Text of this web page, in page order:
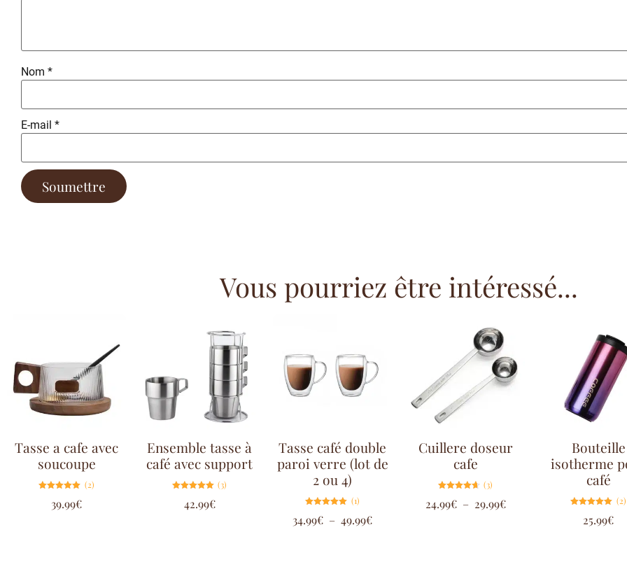
Nom *
E-mail *
Vous pourriez être intéressé...
Tasse a cafe avec
soucoupe
5.00
sur 5
(2)
39.99€
Ensemble tasse à
café avec support
5.00
sur 5
(3)
42.99€
Tasse café double
paroi verre (lot de
2 ou 4)
5.00
sur 5
(1)
34.99€ – 49.99€
Cuillere doseur
cafe
4.67
sur 5
(3)
24.99€ – 29.99€
Bouteille
isotherme
café
5.00
sur 5
(2)
25.99€